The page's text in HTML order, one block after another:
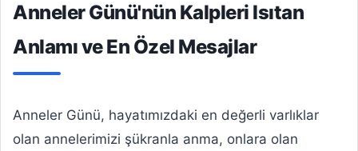
Anneler Günü'nün Kalpleri Isıtan
Anlamı ve En Özel Mesajlar
Anneler Günü, hayatımızdaki en değerli varlıklar
olan annelerimizi şükranla anma, onlara olan